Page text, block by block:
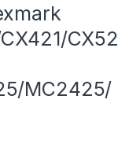
CX52
MC2425/